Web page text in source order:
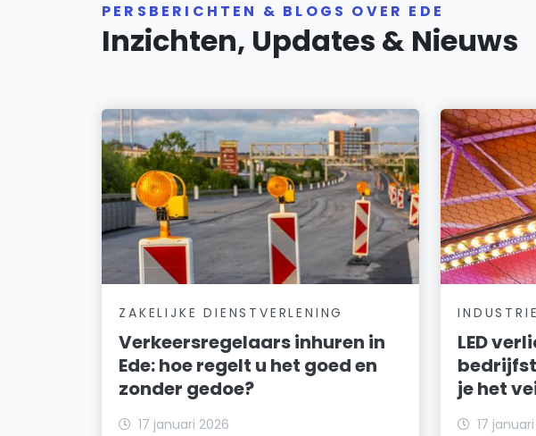
PERSBERICHTEN & BLOGS OVER EDE
Inzichten, Updates & Nieuws
ZAKELIJKE DIENSTVERLENING
Verkeersregelaars inhuren in
Ede: hoe regelt u het goed en
zonder gedoe?
17 januari 2026
INDUSTRIE
LED
je het
17